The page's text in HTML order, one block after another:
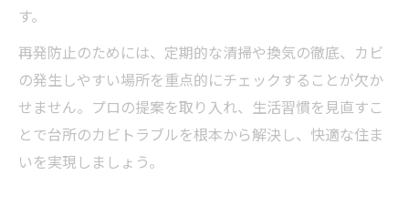
す。
再発防止のためには、定期的な清掃や換気の徹底、カビ
の発生しやすい場所を重点的にチェックすることが欠か
せません。プロの提案を取り入れ、生活習慣を見直すこ
とで台所のカビトラブルを根本から解決し、快適な住ま
いを実現しましょう。